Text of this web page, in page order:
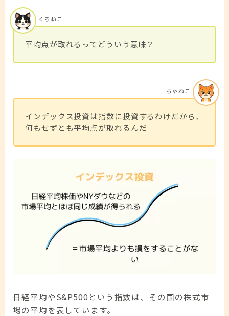
平均点が取れるってどういう意味？
くろねこ
インデックス投資は指数に投資するわけだから、
何もせずとも平均点が取れるんだ
ちゃねこ
日経平均やS&P500という指数は、その国の株式市
場の平均を表しています。